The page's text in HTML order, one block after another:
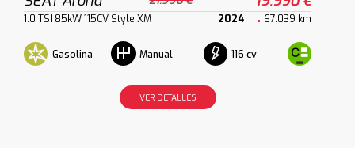
1.0 TSI 85kW 115CV Style XM 2024 67.039 km
Gasolina Manual 116 cv
VER DETALLES